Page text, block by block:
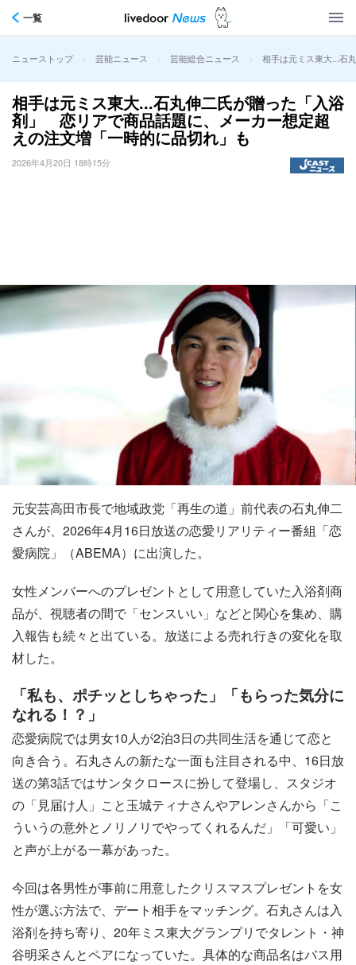
一覧
ニューストップ > 芸能ニュース > 芸能総合ニュース > 相手は元ミス東大...石
相手は元ミス東大...石丸伸二氏が贈った「入浴
剤」 恋リアで商品話題に、メーカー想定超
えの注文増「一時的に品切れ」も
2026年4月20日 18時15分
元安芸高田市長で地域政党「再生の道」前代表の石丸伸二
さんが、2026年4月16日放送の恋愛リアリティー番組「恋
愛病院」（ABEMA）に出演した。
女性メンバーへのプレゼントとして用意していた入浴剤商
品が、視聴者の間で「センスいい」などと関心を集め、購
入報告も続々と出ている。放送による売れ行きの変化を取
材した。
「私も、ポチッとしちゃった」「もらった気分に
なれる！？」
恋愛病院では男女10人が2泊3日の共同生活を通じて恋と
向き合う。石丸さんの新たな一面も注目される中、16日放
送の第3話ではサンタクロースに扮して登場し、スタジオ
の「見届け人」こと玉城ティナさんやアレンさんから「こ
ういうの意外とノリノリでやってくれるんだ」「可愛い」
と声が上がる一幕があった。
今回は各男性が事前に用意したクリスマスプレゼントを女
性が選ぶ方法で、デート相手をマッチング。石丸さんは入
浴剤を持ち寄り、20年ミス東大グランプリでタレント・神
谷明采さんとペアになっていた。具体的な商品名はバス用